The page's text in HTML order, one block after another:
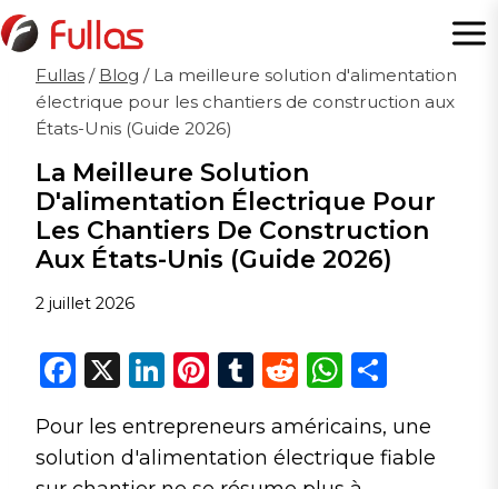
Aller
au
contenu
Fullas / Blog / La meilleure solution d'alimentation
électrique pour les chantiers de construction aux
États-Unis (Guide 2026)
La Meilleure Solution
D'alimentation Électrique Pour
Les Chantiers De Construction
Aux États-Unis (Guide 2026)
2 juillet 2026
F
c
e
X
Li
k
e
Pi
te
re
T
m
bl
R
d
di
W
a
ts
ta
g
Pour les entrepreneurs américains, une
solution d'alimentation électrique fiable